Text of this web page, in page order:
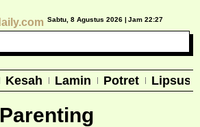
Sabtu, 8 Agustus 2026 | Jam 22:27
Kesah Lamin Potret Lipsus
Parenting